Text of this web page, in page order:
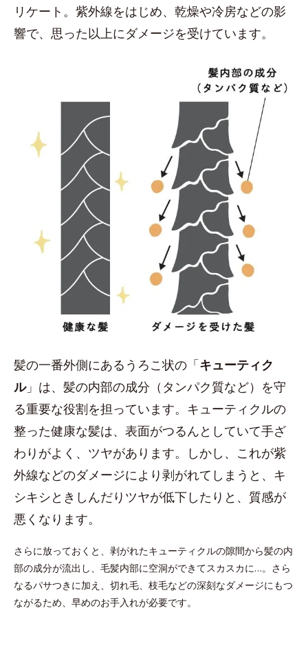
リケート。紫外線をはじめ、乾燥や冷房などの影
響で、思った以上にダメージを受けています。
髪の一番外側にあるうろこ状の「キューティク
ル」は、髪の内部の成分（タンパク質など）を守
る重要な役割を担っています。キューティクルの
整った健康な髪は、表面がつるんとしていて手ざ
わりがよく、ツヤがあります。しかし、これが紫
外線などのダメージにより剥がれてしまうと、キ
シキシときしんだりツヤが低下したりと、質感が
悪くなります。
さらに放っておくと、剥がれたキューティクルの隙間から髪の内
部の成分が流出し、毛髪内部に空洞ができてスカスカに…。さら
なるパサつきに加え、切れ毛、枝毛などの深刻なダメージにもつ
ながるため、早めのお手入れが必要です。